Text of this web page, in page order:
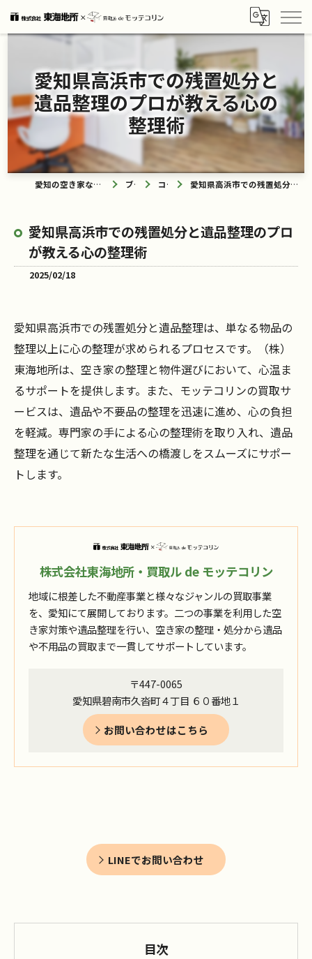
愛知県高浜市での残置処分と
遺品整理のプロが教える心の
整理術
愛知の空き家なら買取ル de モッテコリン ブログ コラム 愛知県高浜市での残置処分と遺品整理のプロが教える心の整理術
愛知県高浜市での残置処分と遺品整理のプロ
が教える心の整理術
2025/02/18
愛知県高浜市での残置処分と遺品整理は、単なる物品の
整理以上に心の整理が求められるプロセスです。（株）
東海地所は、空き家の整理と物件選びにおいて、心温ま
るサポートを提供します。また、モッテコリンの買取サ
ービスは、遺品や不要品の整理を迅速に進め、心の負担
を軽減。専門家の手による心の整理術を取り入れ、遺品
整理を通じて新たな生活への橋渡しをスムーズにサポー
トします。
株式会社東海地所・買取ル de モッテコリン
地域に根差した不動産事業と様々なジャンルの買取事業
を、愛知にて展開しております。二つの事業を利用した空
き家対策や遺品整理を行い、空き家の整理・処分から遺品
や不用品の買取まで一貫してサポートしています。
〒447-0065
愛知県碧南市久沓町４丁目 ６０番地１
お問い合わせはこちら
LINEでお問い合わせ
目次